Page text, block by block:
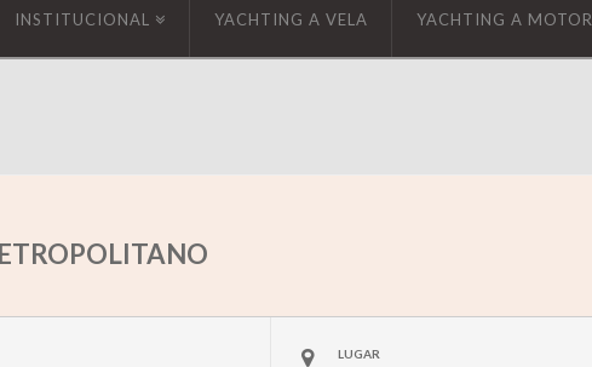
INSTITUCIONAL YACHTING A VELA YACHTING A MOTOR
LUGAR